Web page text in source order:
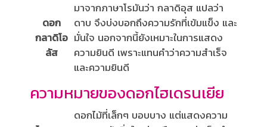
ดอก
กลาดิโอ
ลัส
มาจากภาษาโรมันว่า กลาดิอุส แปลว่า
ดาบ จึงบ่งบอกถึงความรักที่เข้มแข็ง และ
มั่นใจ นอกจากนี้ยังเหมาะในการแสดง
ความยินดี เพราะแทนคำว่าความสำเร็จ
และความยินดี
ความหมายของดอกไฮเดรนเยีย
ดอกไม้ที่เล็กๆ บอบบาง แต่แสดงความ